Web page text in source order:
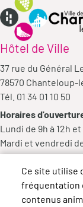
Hôtel de Ville
37 rue du Général
78570 Chanteloup-
Tél. 01 34 01 10 50
Horaires
Lundi de 9h à 12h et
Mardi et vendredi
Mercredi de 9h à
Jeudi de 14h à 17h
Ce site utilise
fréquentation
contenus